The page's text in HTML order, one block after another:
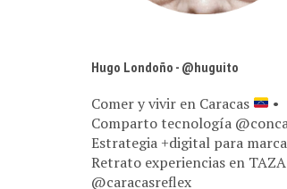
Hugo Londoño - @huguito
Comer y vivir en Caracas
•
Comparto tecnología
Estrategia +digital para
Retrato experiencias en
@caracasreflex